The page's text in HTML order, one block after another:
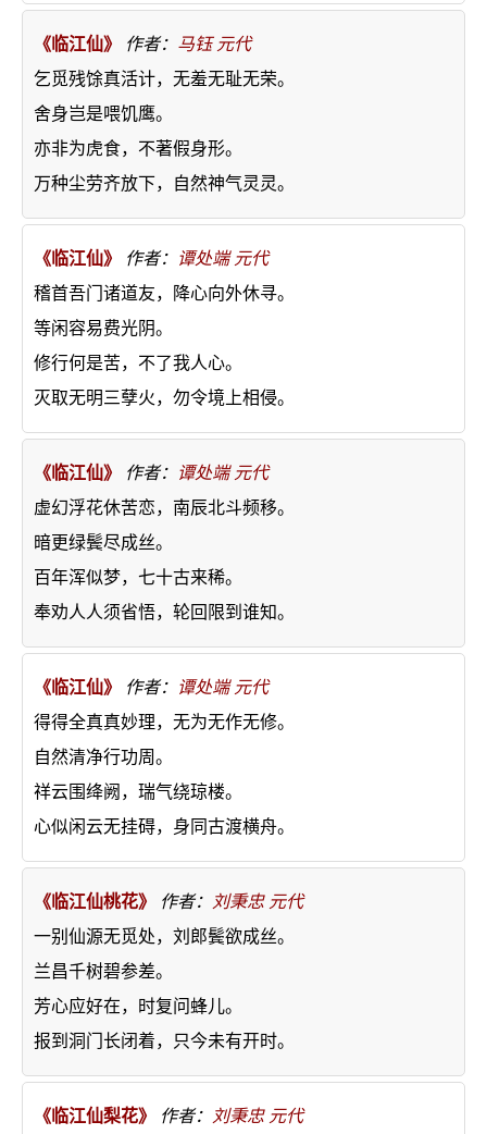
《临江仙》 作者： 马钰 元代
乞觅残馀真活计，无羞无耻无荣。
舍身岂是喂饥鹰。
亦非为虎食，不著假身形。
万种尘劳齐放下，自然神气灵灵。
《临江仙》 作者： 谭处端 元代
稽首吾门诸道友，降心向外休寻。
等闲容易费光阴。
修行何是苦，不了我人心。
灭取无明三孽火，勿令境上相侵。
《临江仙》 作者： 谭处端 元代
虚幻浮花休苦恋，南辰北斗频移。
暗更绿鬓尽成丝。
百年浑似梦，七十古来稀。
奉劝人人须省悟，轮回限到谁知。
《临江仙》 作者： 谭处端 元代
得得全真真妙理，无为无作无修。
自然清净行功周。
祥云围绛阙，瑞气绕琼楼。
心似闲云无挂碍，身同古渡横舟。
《临江仙桃花》 作者： 刘秉忠 元代
一别仙源无觅处，刘郎鬓欲成丝。
兰昌千树碧参差。
芳心应好在，时复问蜂儿。
报到洞门长闭着，只今未有开时。
《临江仙梨花》 作者： 刘秉忠 元代